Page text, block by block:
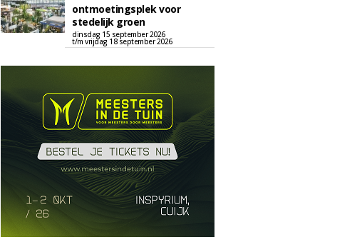
ontmoetingsplek voor
stedelijk groen
dinsdag 15 september 2026
t/m vrijdag 18 september 2026